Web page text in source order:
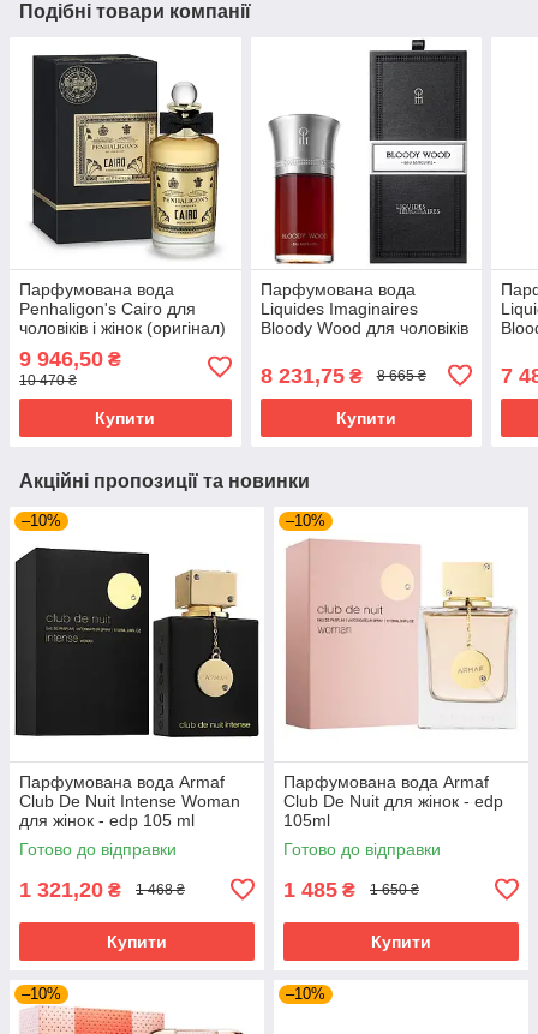
Подібні товари компанії
Парфумована вода
Penhaligon's Cairo для
чоловіків і жінок (оригінал)
9 946,50 ₴
10 470 ₴
Купити
Парфумована вода
Liquides Imaginaires
Bloody Wood для чоловіків
8 231,75₴ 8 665 ₴
Купити
7
Акційні пропозиції та новинки
–10%
Парфумована вода Armaf
Club De Nuit Intense Woman
для жінок - edp 105 ml
Готово до відправки
1 321,20 ₴ 1 468 ₴
Купити
–10%
Парфумована вода Armaf
Club De Nuit для жінок - edp
105ml
Готово до відправки
1 485 ₴ 1 650 ₴
Купити
–10% –10%